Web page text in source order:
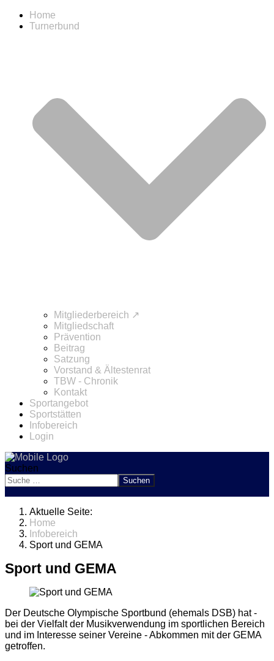
Home
Turnerbund
Mitgliederbereich ↗
Mitgliedschaft
Prävention
Beitrag
Satzung
Vorstand & Ältestenrat
TBW - Chronik
Kontakt
Sportangebot
Sportstätten
Infobereich
Login
Suchen
Suchen
Aktuelle Seite:
Home
Infobereich
Sport und GEMA
Sport und GEMA
Der Deutsche Olympische Sportbund (ehemals DSB) hat -
bei der Vielfalt der Musikverwendung im sportlichen Bereich
und im Interesse seiner Vereine - Abkommen mit der GEMA
getroffen.